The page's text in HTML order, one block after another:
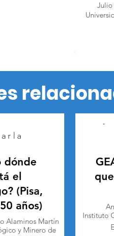
Julio
dónde
el
(Pisa,
años)
Alaminos Martín
y Minero de
Instituto